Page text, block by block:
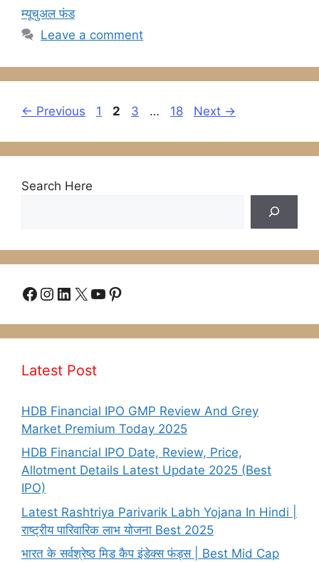
म्यूचुअल फंड
Leave a comment
← Previous Page
1 Page
2 Page
3 … Page
18 Next →
Search Here
Facebook
Instagram
LinkedIn
X YouTube
Pinterest
Latest Post
HDB Financial IPO GMP Review And Grey
Market Premium Today 2025
HDB Financial IPO Date, Review, Price,
Allotment Details Latest Update 2025 (Best
IPO)
Latest Rashtriya Parivarik Labh Yojana In Hindi |
राष्ट्रीय पारिवारिक लाभ योजना Best 2025
भारत के सर्वश्रेष्ठ मिड कैप इंडेक्स फंड्स | Best Mid Cap